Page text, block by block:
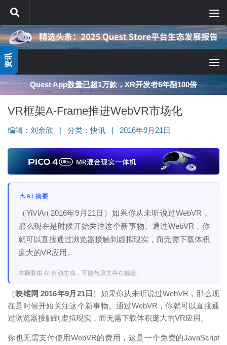
跳至内容
Quest App数量已超1万款，XR开发者6年翻100倍
VR框架A-Frame推进WebVR市场化
编辑： 刘余欣 分类：快讯 2016年9月21日
AI 摘要
（YiViAn 2016年9月21日）如果你从未听说过WebVR，
那么现在是时候开始关注这个新事物。通过WebVR，你
就可以直接通过浏览器接触到虚拟现实，而无需下载体积
庞大的VR应用。
本摘要由 AI 自动生成，可能与原文存在偏差。
（映维网 2016年9月21日 ）如果你从未听说过WebVR，那么现
在是时候开始关注这个新事物。通过WebVR，你就可以直接通
过浏览器接触到虚拟现实，而无需下载体积庞大的VR应用。
你也无需支付使用WebVR的费用，这是一个免费的JavaScript
映维网（nweon.com）
资讯